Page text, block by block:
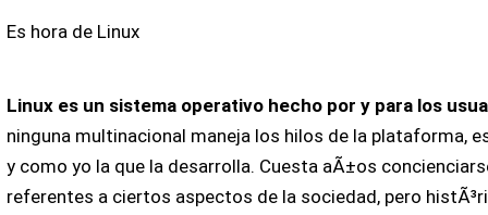
Es hora de Linux
Linux es un sistema operativo hecho por y para los
ninguna multinacional maneja los hilos de la plataforma,
y como yo la que la desarrolla. Cuesta aÃ±os
referentes a ciertos aspectos de la sociedad, pero